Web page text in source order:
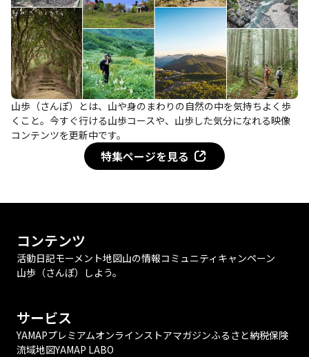
山歩（さんぽ）とは、山や身のまわりの自然の中を気持ちよく歩
くこと。今すぐ行ける山歩コースや、山歩した気分になれる映像
コンテンツを更新中です。
特集ページを見る
コンテンツ
活動日記モーメント地図山の情報コミュニティ キャンペーン
山歩（さんぽ）しよう。
サービス
YAMAPプレミアムオンラインストアマガジンふるさと納税保険
流域地図YAMAP LABO